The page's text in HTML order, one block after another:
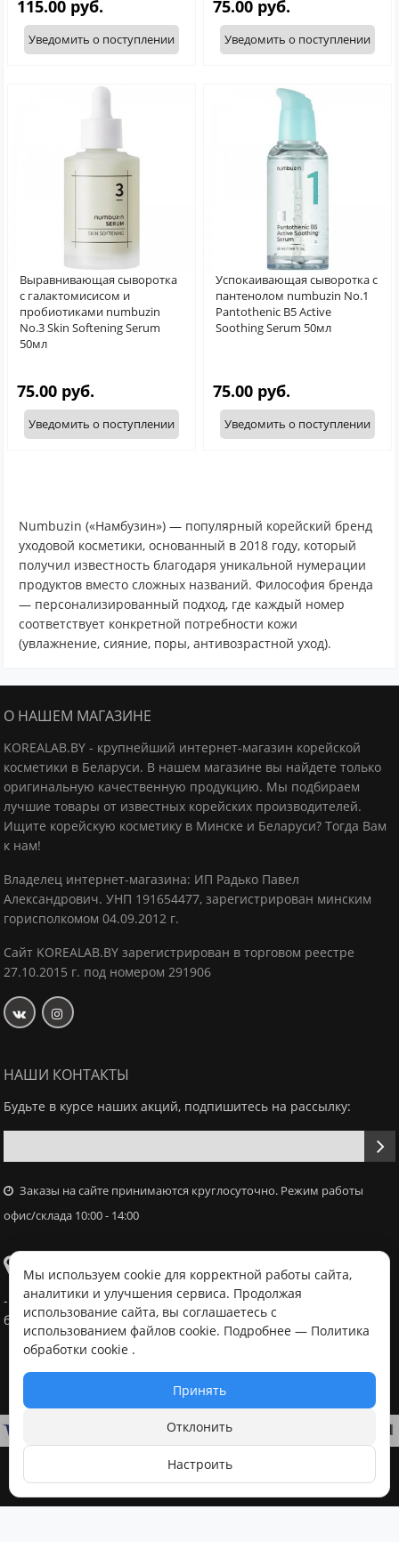
115.00 руб.
Уведомить о поступлении
75.00 руб.
Уведомить о поступлении
Выравнивающая сыворотка
с галактомисисом и
пробиотиками numbuzin
No.3 Skin Softening Serum
50мл
75.00 руб.
Уведомить о поступлении
Успокаивающая сыворотка с
пантенолом numbuzin No.1
Pantothenic B5 Active
Soothing Serum 50мл
75.00 руб.
Уведомить о поступлении
Numbuzin («Намбузин») — популярный корейский бренд
уходовой косметики, основанный в 2018 году, который
получил известность благодаря уникальной нумерации
продуктов вместо сложных названий. Философия бренда
— персонализированный подход, где каждый номер
соответствует конкретной потребности кожи
(увлажнение, сияние, поры, антивозрастной уход).
О НАШЕМ МАГАЗИНЕ
KOREALAB.BY - крупнейший интернет-магазин корейской
косметики в Беларуси. В нашем магазине вы найдете только
оригинальную качественную продукцию. Мы подбираем
лучшие товары от известных корейских производителей.
Ищите корейскую косметику в Минске и Беларуси? Тогда Вам
к нам!
Владелец интернет-магазина: ИП Радько Павел
Александрович. УНП 191654477, зарегистрирован минским
горисполкомом 04.09.2012 г.
Сайт KOREALAB.BY зарегистрирован в торговом реестре
27.10.2015 г. под номером 291906
НАШИ КОНТАКТЫ
Будьте в курсе наших акций, подпишитесь на рассылку:
Заказы на сайте принимаются круглосуточно. Режим работы
офис/склада 10:00 - 14:00
Самовывоз
- Офис / склад, г. Минск, ул. Володько 18, с 10:00 - 14:00 в
будний день после согласования с менеджером
Мы используем cookie для корректной работы сайта,
аналитики и улучшения сервиса. Продолжая
использование сайта, вы соглашаетесь с
использованием файлов cookie. Подробнее — Политика
обработки cookie .
Принять
Отклонить
Настроить